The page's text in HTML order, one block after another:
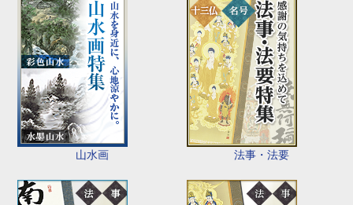
山水画 法事・法要